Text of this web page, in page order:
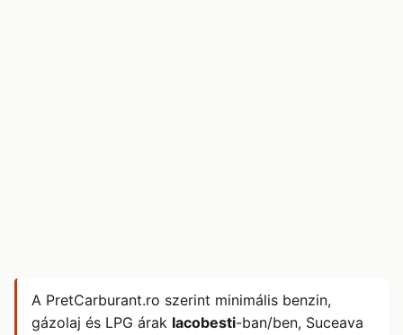
A PretCarburant.ro szerint minimális benzin,
gázolaj és LPG árak Iacobesti-ban/ben, Suceava